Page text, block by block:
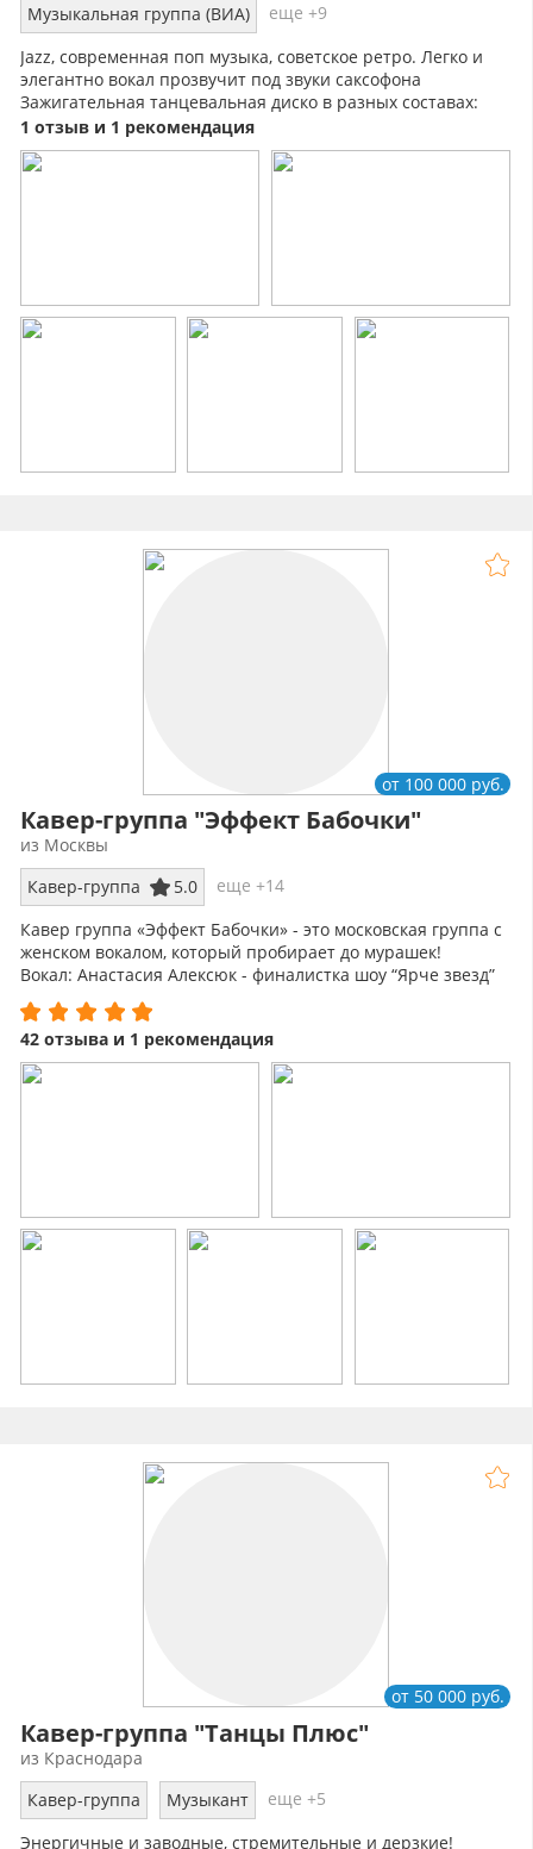
Музыкальная группа (ВИА)
еще +9
Jazz, современная поп музыка, советское ретро. Легко и
элегантно вокал прозвучит под звуки саксофона
Зажигательная танцевальная диско в разных составах:
дуэт, трио. полный состав.
1 отзыв и 1 рекомендация
Кавер-группа "Эффект Бабочки"
от 100 000 руб.
из Москвы
Кавер-группа
5.0
еще +14
Кавер группа «Эффект Бабочки» - это московская группа с
женском вокалом, который пробирает до мурашек!
Вокал: Анастасия Алексюк - финалистка шоу “Ярче звезд”
на ТНТ!
42 отзыва и 1 рекомендация
Кавер-группа "Танцы Плюс"
от 50 000 руб.
из Краснодара
Кавер-группа
Музыкант
еще +5
Энергичные и заводные, стремительные и дерзкие!